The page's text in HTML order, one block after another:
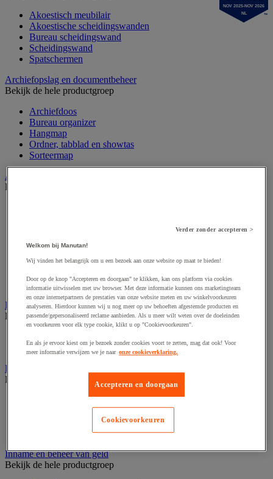
Akoestisch meubilair
Akoestische scheidingswanden
Bureau scheidingswand
Scheidingswand
Spatschermen
Archiefopslag en documentbeheer
Bekijk de hele productgroep
Archiefdoos
Bureau organizer
Hangmap
Ordner, tabblad en showtas
Sorteermap
Audiovisueel
Bekijk de hele productgroep
Dynamisch en interactief weergavesysteem
Professionele audio en geluidsopname
Projectie en videoprojectie-apparatuur
Tv, dvd-speler en Blu-ray
Bewegwijzering en aanduidingsborden
Bekijk de hele productgroep
Pictogram
Folderrek en -houder
Bekijk de hele productgroep
Mobiel folderrek
Tafel folderstandaard
Wandfolderhouder
Inname en beheer van geld
Bekijk de hele productgroep
NOV 2025-NOV 2026
NL
Verder zonder accepteren >
Welkom bij Manutan!
Wij vinden het belangrijk om u een bezoek aan onze website op maat te bieden!
Door op de knop "Accepteren en doorgaan" te klikken, kan ons platform via cookies
informatie uitwisselen met uw browser. Met deze informatie kunnen ons marketingteam
en onze internetpartners de prestaties van onze website meten en uw winkelvoorkeuren
analyseren. Hierdoor kunnen wij u nog meer op uw behoeften afgestemde producten en
passende/gepersonaliseerd reclame aanbieden. Als u meer wilt weten over de doeleinden
en voorkeuren voor elk type cookie, klikt u op "Cookievoorkeuren".
En als je ervoor kiest om je bezoek zonder cookies voort te zetten, mag dat ook! Voor
meer informatie verwijzen we je naar onze cookieverklaring.
Accepteren en doorgaan
Cookievoorkeuren